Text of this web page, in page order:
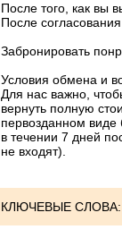
После того, как вы
После
Забронировать
Условия обмена и
Для нас важно,
вернуть полную
первозданном
в течении 7 дней
не входят).
КЛЮЧЕВЫЕ СЛОВА: